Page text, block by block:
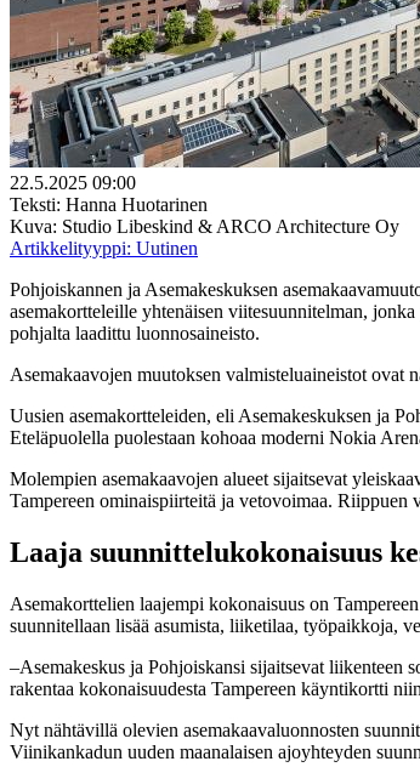
22.5.2025 09:00
Teksti: Hanna Huotarinen
Kuva: Studio Libeskind & ARCO Architecture Oy
Artikkelityyppi: Uutinen
Pohjoiskannen ja Asemakeskuksen
asemakortteleille yhtenäisen viitesuunnitelman,
pohjalta laadittu luonnosaineisto.
Asemakaavojen muutoksen valmisteluaineistot ovat
Uusien asemakortteleiden, eli Asemakeskuksen ja
Eteläpuolella puolestaan kohoaa moderni Nokia
Molempien asemakaavojen alueet sijaitsevat
Tampereen ominaispiirteitä ja vetovoimaa. Riippuen
Laaja suunnittelukokonaisuus
Asemakorttelien laajempi kokonaisuus on
suunnitellaan lisää asumista, liiketilaa, työpaikkoja,
–Asemakeskus ja Pohjoiskansi sijaitsevat liikenteen
rakentaa kokonaisuudesta Tampereen käyntikortti
Nyt nähtävillä olevien asemakaavaluonnosten
Viinikankadun uuden maanalaisen ajoyhteyden